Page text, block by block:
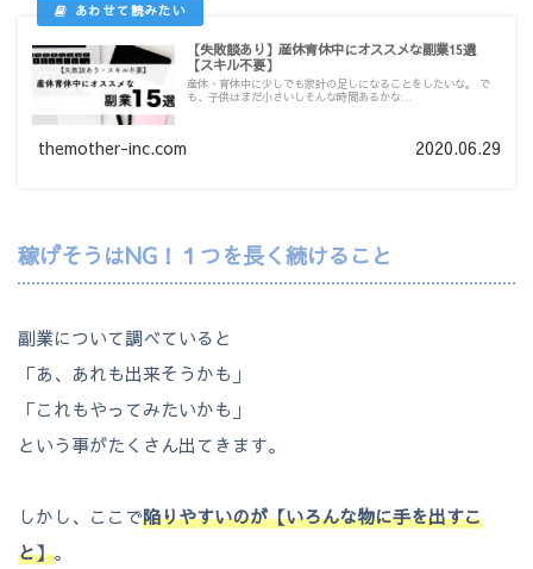
【失敗談あり】産休育休中にオススメな副業15選
【スキル不要】
産休・育休中に少しでも家計の足しになることをしたいな。 で
も、子供はまだ小さいしそんな時間あるかな...
themother-inc.com 2020.06.29
稼げそうはNG！１つを長く続けること
副業について調べていると
「あ、あれも出来そうかも」
「これもやってみたいかも」
という事がたくさん出てきます。
しかし、ここで陥りやすいのが【いろんな物に手を出すこ
と】。